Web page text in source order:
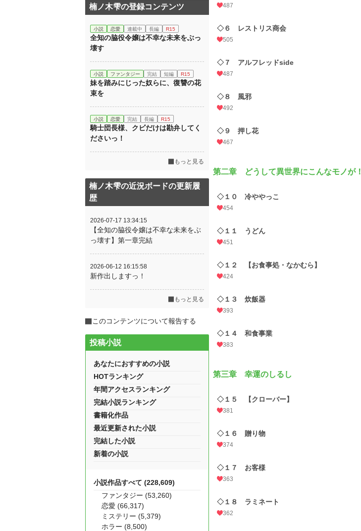
487
◇６ レストリス商会
505
◇７ アルフレッドside
487
◇８ 風邪
492
◇９ 押し花
467
第二章 どうして異世界にこんなモノが
◇１０ 冷ややっこ
454
◇１１ うどん
451
◇１２ 【お食事処・なかむら】
424
◇１３ 炊飯器
393
◇１４ 和食事業
383
第三章 幸運のしるし
◇１５ 【クローバー】
381
◇１６ 贈り物
374
◇１７ お客様
363
◇１８ ラミネート
362
楠ノ木雫の登録コンテンツ
小説 恋愛 連載中 長編 R15
全知の脇役令嬢は不幸な未来をぶっ
壊す
小説 ファンタジー 完結 短編 R15
妹を踏みにじった奴らに、復讐の花
束を
小説 恋愛 完結 長編 R15
騎士団長様、クビだけは勘弁してく
ださいっ！
もっと見る
楠ノ木雫の近況ボードの更新履
歴
2026-07-17 13:34:15
【全知の脇役令嬢は不幸な未来をぶ
っ壊す】第一章完結
2026-06-12 16:15:58
新作出しますっ！
もっと見る
このコンテンツについて報告する
投稿小説
あなたにおすすめの小説
HOTランキング
年間アクセスランキング
完結小説ランキング
書籍化作品
最近更新された小説
完結した小説
新着の小説
小説作品すべて (228,609)
ファンタジー (53,260)
恋愛 (66,317)
ミステリー (5,379)
ホラー (8,500)